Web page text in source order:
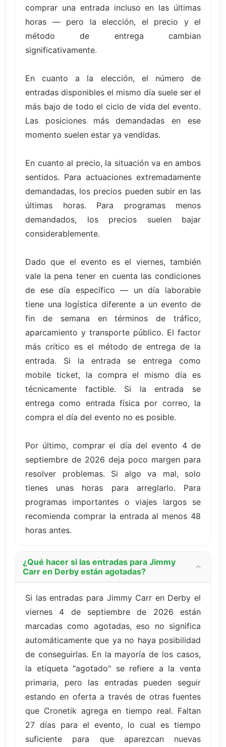
comprar una entrada incluso en las últimas
horas — pero la elección, el precio y el
método de entrega cambian
significativamente.
En cuanto a la elección, el número de
entradas disponibles el mismo día suele ser el
más bajo de todo el ciclo de vida del evento.
Las posiciones más demandadas en ese
momento suelen estar ya vendidas.
En cuanto al precio, la situación va en ambos
sentidos. Para actuaciones extremadamente
demandadas, los precios pueden subir en las
últimas horas. Para programas menos
demandados, los precios suelen bajar
considerablemente.
Dado que el evento es el viernes, también
vale la pena tener en cuenta las condiciones
de ese día específico — un día laborable
tiene una logística diferente a un evento de
fin de semana en términos de tráfico,
aparcamiento y transporte público. El factor
más crítico es el método de entrega de la
entrada. Si la entrada se entrega como
mobile ticket, la compra el mismo día es
técnicamente factible. Si la entrada se
entrega como entrada física por correo, la
compra el día del evento no es posible.
Por último, comprar el día del evento 4 de
septiembre de 2026 deja poco margen para
resolver problemas. Si algo va mal, solo
tienes unas horas para arreglarlo. Para
programas importantes o viajes largos se
recomienda comprar la entrada al menos 48
horas antes.
¿Qué hacer si las entradas para Jimmy
Carr en Derby están agotadas?
Si las entradas para Jimmy Carr en Derby el
viernes 4 de septiembre de 2026 están
marcadas como agotadas, eso no significa
automáticamente que ya no haya posibilidad
de conseguirlas. En la mayoría de los casos,
la etiqueta "agotado" se refiere a la venta
primaria, pero las entradas pueden seguir
estando en oferta a través de otras fuentes
que Cronetik agrega en tiempo real. Faltan
27 días para el evento, lo cual es tiempo
suficiente para que aparezcan nuevas